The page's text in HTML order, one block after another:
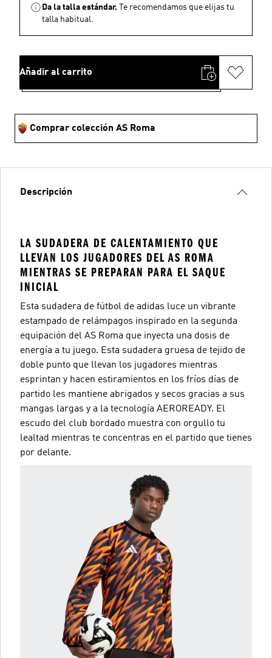
Da la talla estándar.
Te recomendamos que elijas tu
talla habitual.
Añadir al carrito
Comprar colección AS Roma
Descripción
LA SUDADERA DE CALENTAMIENTO QUE
LLEVAN LOS JUGADORES DEL AS ROMA
MIENTRAS SE PREPARAN PARA EL SAQUE
INICIAL
Esta sudadera de fútbol de adidas luce un vibrante
estampado de relámpagos inspirado en la segunda
equipación del AS Roma que inyecta una dosis de
energía a tu juego. Esta sudadera gruesa de tejido de
doble punto que llevan los jugadores mientras
esprintan y hacen estiramientos en los fríos días de
partido les mantiene abrigados y secos gracias a sus
mangas largas y a la tecnología AEROREADY. El
escudo del club bordado muestra con orgullo tu
lealtad mientras te concentras en el partido que tienes
por delante.